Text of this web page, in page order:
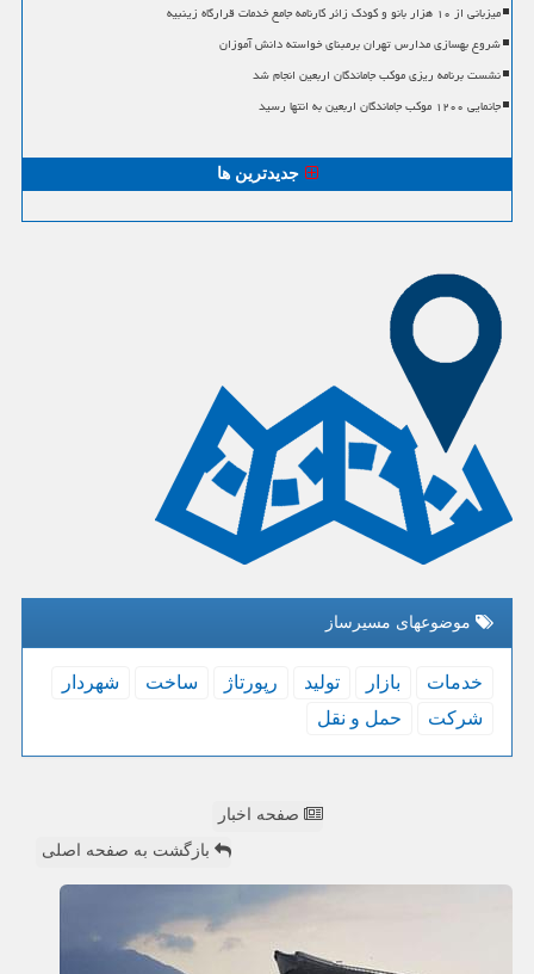
میزبانی از ۱۰ هزار بانو و کودک زائر کارنامه جامع خدمات قرارگاه زینبیه
شروع بهسازی مدارس تهران برمبنای خواسته دانش آموزان
نشست برنامه ریزی موکب جاماندگان اربعین انجام شد
جانمایی ۱۲۰۰ موکب جاماندگان اربعین به انتها رسید
جدیدترین ها
موضوعهای مسیرساز
خدمات بازار تولید رپورتاژ ساخت
شهردار
شركت
حمل و نقل
صفحه اخبار
بازگشت به صفحه اصلی